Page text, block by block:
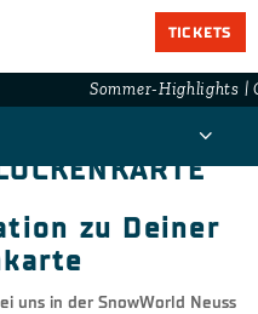
TICKETS
zu Deiner
uns in der SnowWorld Neuss
Sommer-Highlights |